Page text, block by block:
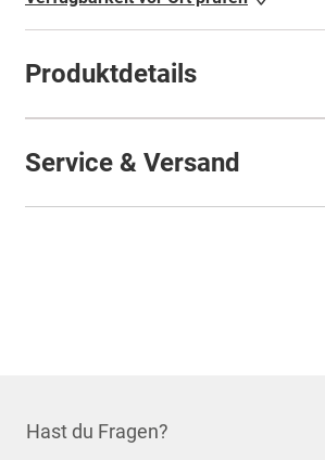
Produktdetails
Service & Versand
Hast du Fragen?